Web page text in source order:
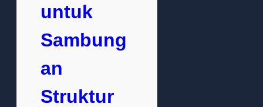
untuk
Sambung
an
Struktur